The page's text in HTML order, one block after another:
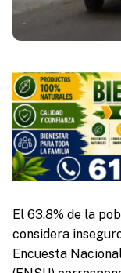
El 63.8% de la
considera
Encuesta